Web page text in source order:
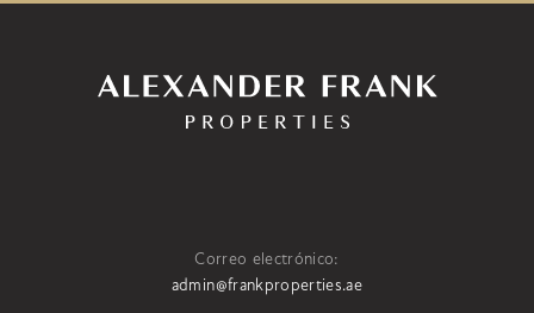
Correo electrónico:
admin@frankproperties.ae